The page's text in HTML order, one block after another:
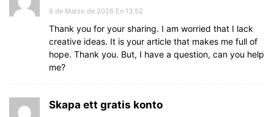
8 de Marzo de 2026 En 13:52
Thank you for your sharing. I am worried that I lack
creative ideas. It is your article that makes me full of
hope. Thank you. But, I have a question, can you help
me?
Skapa ett gratis konto